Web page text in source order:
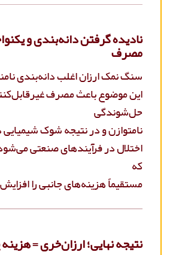
نادیده گرفتن دانه‌بندی و
مصرف
سنگ نمک ارزان اغلب دانه‌بندی
این موضوع باعث مصرف
حل‌شوندگی
نامتوازن و در نتیجه شوک شیمیایی
اختلال در فرآیندهای صنعتی
که
مستقیماً هزینه‌های جانبی را
نتیجه نهایی؛ ارزان‌خری =